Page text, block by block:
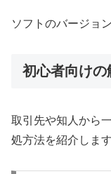
ソフトのバージョ
初心者向けの
取引先や知人から
処方法を紹介します